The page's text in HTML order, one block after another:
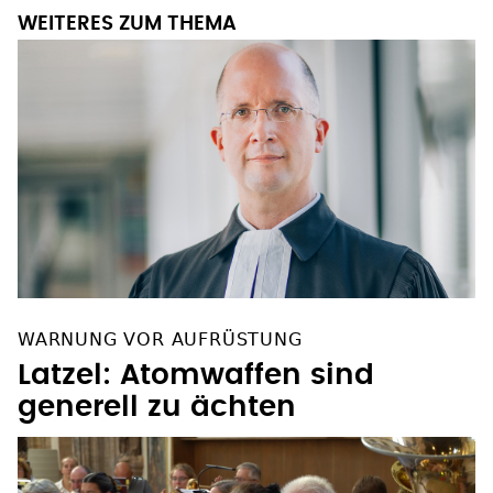
WEITERES ZUM THEMA
WARNUNG VOR AUFRÜSTUNG
Latzel: Atomwaffen sind
generell zu ächten